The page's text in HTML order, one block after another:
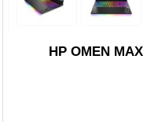
HP OMEN